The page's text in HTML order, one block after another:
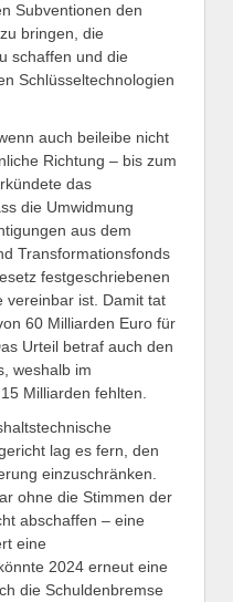
Subventionen den
bringen, die
schaffen und die
Schlüsseltechnologien
auch beileibe nicht
Richtung – bis zum
das
die Umwidmung
aus dem
Transformationsfonds
festgeschriebenen
vereinbar ist. Damit tat
60 Milliarden Euro für
Urteil betraf auch den
weshalb im
Milliarden fehlten.
lag es fern, den
einzuschränken.
ohne die Stimmen der
abschaffen – eine
eine
2024 erneut eine
die Schuldenbremse